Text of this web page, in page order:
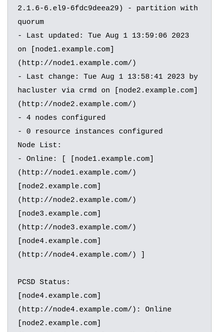
2.1.6-6.el9-6fdc9deea29) - partition with
quorum
- Last updated: Tue Aug 1 13:59:06 2023
on [node1.example.com]
(http://node1.example.com/)
- Last change: Tue Aug 1 13:58:41 2023 by
hacluster via crmd on [node2.example.com]
(http://node2.example.com/)
- 4 nodes configured
- 0 resource instances configured
Node List:
- Online: [ [node1.example.com]
(http://node1.example.com/)
[node2.example.com]
(http://node2.example.com/)
[node3.example.com]
(http://node3.example.com/)
[node4.example.com]
(http://node4.example.com/) ]
PCSD Status:
[node4.example.com]
(http://node4.example.com/): Online
[node2.example.com]